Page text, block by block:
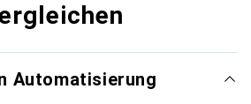
Automatisierung